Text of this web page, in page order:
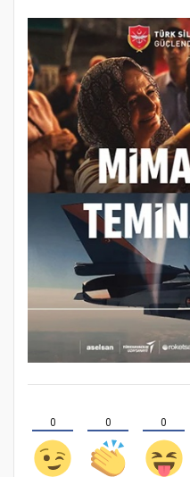
0 0 0